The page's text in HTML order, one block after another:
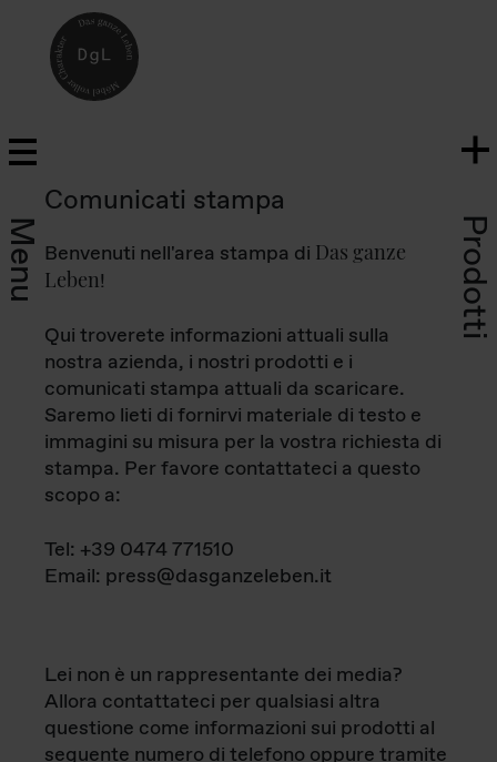
Menu Prodotti
Comunicati stampa
Benvenuti nell'area stampa di Das ganze
Leben!
Qui troverete informazioni attuali sulla
nostra azienda, i nostri prodotti e i
comunicati stampa attuali da scaricare.
Saremo lieti di fornirvi materiale di testo e
immagini su misura per la vostra richiesta di
stampa. Per favore contattateci a questo
scopo a:
Tel: +39 0474 771510
Email: press@dasganzeleben.it
Lei non è un rappresentante dei media?
Allora contattateci per qualsiasi altra
questione come informazioni sui prodotti al
seguente numero di telefono oppure tramite